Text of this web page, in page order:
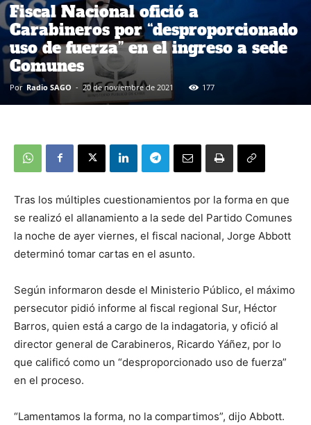
Fiscal Nacional ofició a
Carabineros por “desproporcionado
uso de fuerza” en el ingreso a sede
Comunes
Por Radio SAGO - 20 de noviembre de 2021 177
Tras los múltiples cuestionamientos por la forma en que
se realizó el allanamiento a la sede del Partido Comunes
la noche de ayer viernes, el fiscal nacional, Jorge Abbott
determinó tomar cartas en el asunto.
Según informaron desde el Ministerio Público, el máximo
persecutor pidió informe al fiscal regional Sur, Héctor
Barros, quien está a cargo de la indagatoria, y ofició al
director general de Carabineros, Ricardo Yáñez, por lo
que calificó como un “desproporcionado uso de fuerza”
en el proceso.
“Lamentamos la forma, no la compartimos”, dijo Abbott.